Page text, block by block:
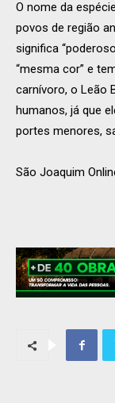
O nome da
povos de região
significa
“mesma cor” e
carnívoro, o Leão
humanos, já que
portes menores,
São Joaquim